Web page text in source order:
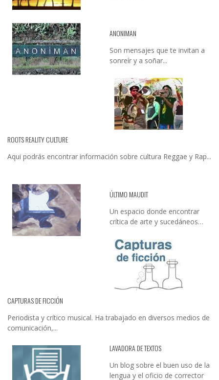
ANONIMAN
Son mensajes que te invitan a
sonreír y a soñar...
ROOTS REALITY CULTURE
Aqui podrás encontrar información sobre cultura Reggae y Rap...
ÚLTIMO MAUDIT
Un espacio donde encontrar
crítica de arte y sucedáneos…
CAPTURAS DE FICCIÓN
Periodista y crítico musical. Ha trabajado en diversos medios de
comunicación,...
LAVADORA DE TEXTOS
Un blog sobre el buen uso de la
lengua y el oficio de corrector